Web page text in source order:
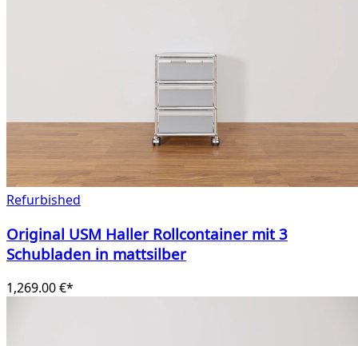
Refurbished
Original USM Haller Rollcontainer mit 3
Schubladen in mattsilber
1,269.00 €*